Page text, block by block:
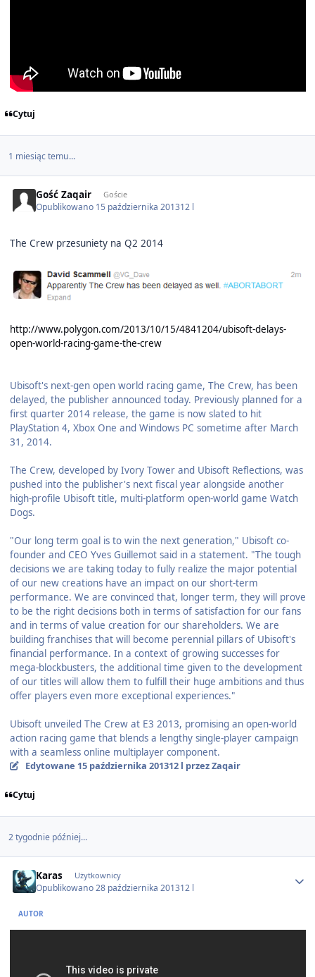
Cytuj
1 miesiąc temu...
Gość Zaqair Goście
Opublikowano 15 października 201312 l
The Crew przesuniety na Q2 2014
http://www.polygon.com/2013/10/15/4841204/ubisoft-delays-
open-world-racing-game-the-crew
Ubisoft's next-gen open world racing game, The Crew, has been
delayed, the publisher announced today. Previously planned for a
first quarter 2014 release, the game is now slated to hit
PlayStation 4, Xbox One and Windows PC sometime after March
31, 2014.
The Crew, developed by Ivory Tower and Ubisoft Reflections, was
pushed into the publisher's next fiscal year alongside another
high-profile Ubisoft title, multi-platform open-world game Watch
Dogs.
"Our long term goal is to win the next generation," Ubisoft co-
founder and CEO Yves Guillemot said in a statement. "The tough
decisions we are taking today to fully realize the major potential
of our new creations have an impact on our short-term
performance. We are convinced that, longer term, they will prove
to be the right decisions both in terms of satisfaction for our fans
and in terms of value creation for our shareholders. We are
building franchises that will become perennial pillars of Ubisoft's
financial performance. In a context of growing successes for
mega-blockbusters, the additional time given to the development
of our titles will allow them to fulfill their huge ambitions and thus
offer players even more exceptional experiences."
Ubisoft unveiled The Crew at E3 2013, promising an open-world
action racing game that blends a lengthy single-player campaign
with a seamless online multiplayer component.
Edytowane 15 października 201312 l przez Zaqair
Cytuj
2 tygodnie później...
Karas Użytkownicy
Opublikowano28 października 201312 l
AUTOR